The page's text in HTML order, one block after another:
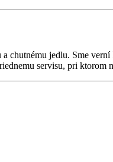
chutnému jedlu. Sme
servisu, pri ktorom